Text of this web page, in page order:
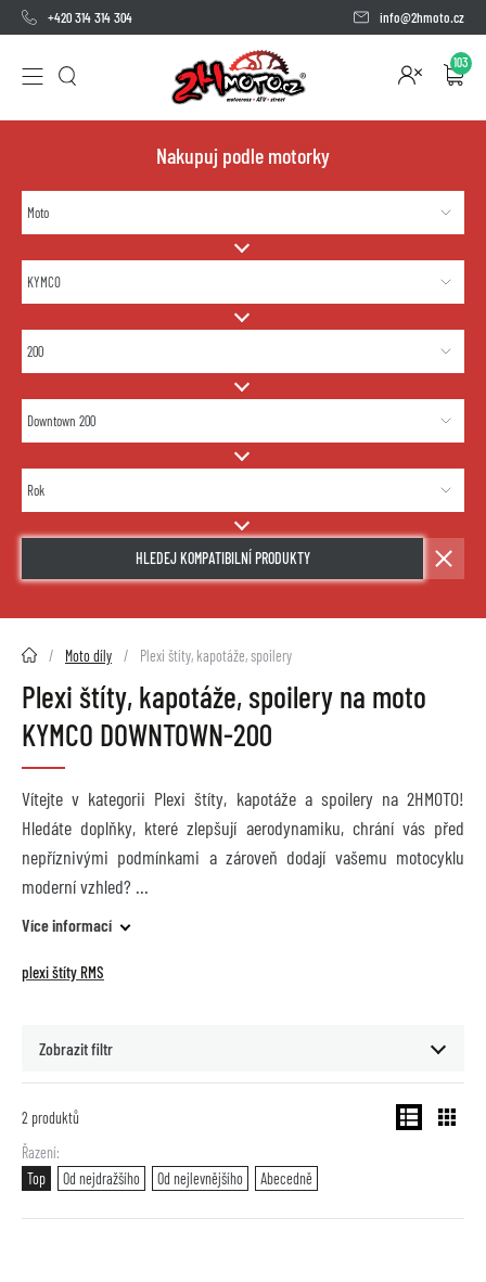
+420 314 314 304 info@2hmoto.cz
103
Nakupuj podle motorky
HLEDEJ KOMPATIBILNÍ PRODUKTY
2HMOTO.cz Moto díly Plexi štíty, kapotáže, spoilery
Plexi štíty, kapotáže, spoilery na moto
KYMCO DOWNTOWN-200
Vítejte v kategorii Plexi štíty, kapotáže a spoilery na 2HMOTO!
Hledáte doplňky, které zlepšují aerodynamiku, chrání vás před
nepříznivými podmínkami a zároveň dodají vašemu motocyklu
moderní vzhled?
Více informací
plexi štíty RMS
Zobrazit filtr
2 produktů
Řazení
Top
Od nejdražšího Od nejlevnějšího Abecedně